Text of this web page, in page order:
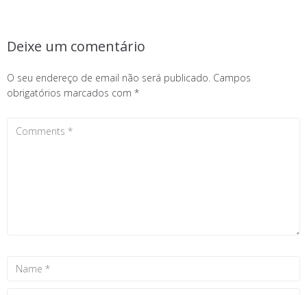
Deixe um comentário
O seu endereço de email não será publicado. Campos
obrigatórios marcados com *